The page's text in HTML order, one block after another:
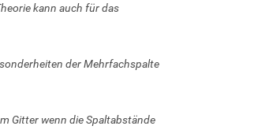
kann auch für das
der Mehrfachspalte
Gitter wenn die Spaltabstände